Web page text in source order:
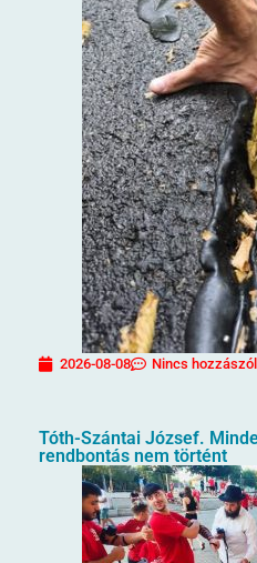
2026-08-08 Nincs
Tóth-Szántai József.
rendbontás nem történt